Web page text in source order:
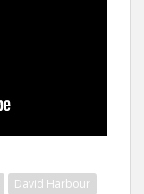
David Harbour